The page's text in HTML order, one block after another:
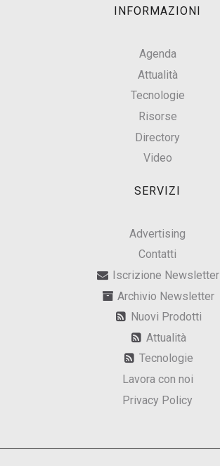
INFORMAZIONI
Agenda
Attualità
Tecnologie
Risorse
Directory
Video
SERVIZI
Advertising
Contatti
Iscrizione Newsletter
Archivio Newsletter
Nuovi Prodotti
Attualità
Tecnologie
Lavora con noi
Privacy Policy